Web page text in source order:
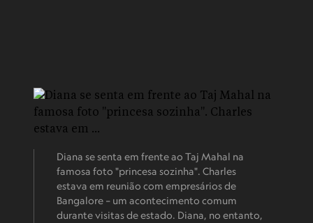
Diana se senta em frente ao Taj Mahal na
famosa foto "princesa sozinha". Charles
estava em reunião com empresários de
Bangalore – um acontecimento comum
durante visitas de estado. Diana, no entanto,